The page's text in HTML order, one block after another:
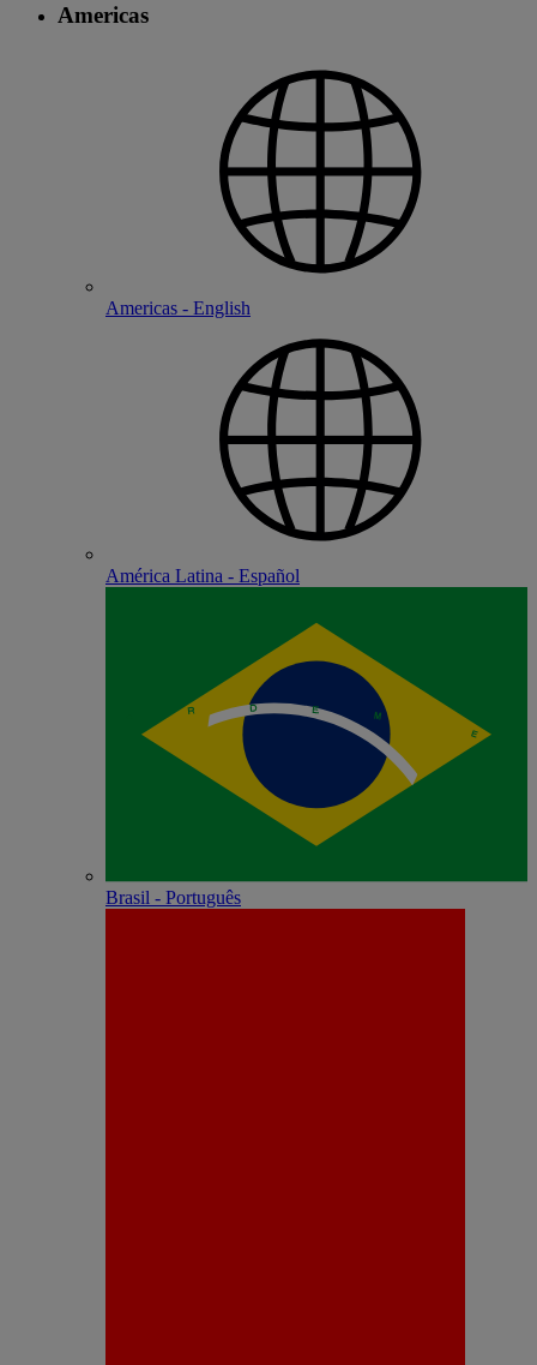
Americas
Americas - English
América Latina - Español
Brasil - Português